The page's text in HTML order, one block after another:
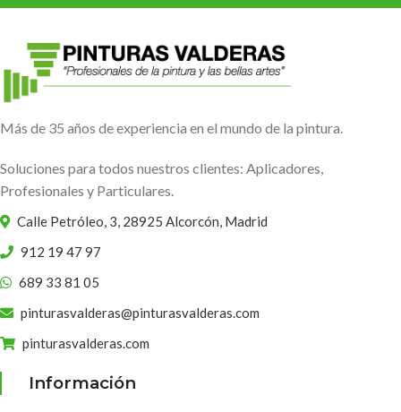
Más de 35 años de experiencia en el mundo de la pintura.
Soluciones para todos nuestros clientes: Aplicadores,
Profesionales y Particulares.
Calle Petróleo, 3, 28925 Alcorcón, Madrid
912 19 47 97
689 33 81 05
pinturasvalderas@pinturasvalderas.com
pinturasvalderas.com
Información